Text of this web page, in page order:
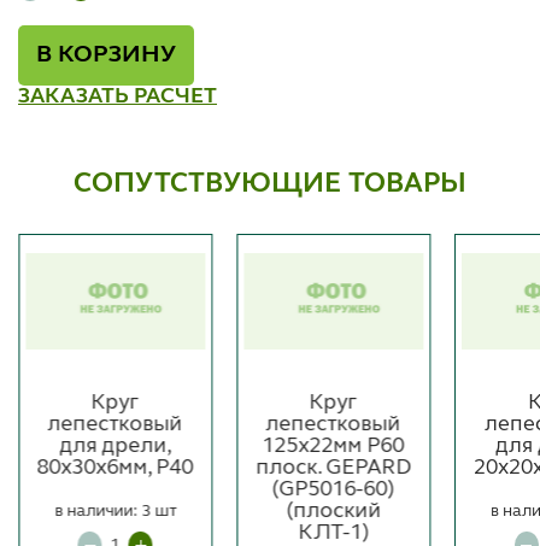
В КОРЗИНУ
ЗАКАЗАТЬ РАСЧЕТ
СОПУТСТВУЮЩИЕ ТОВАРЫ
Круг
лепестковый
для дрели,
80x30x6мм, P40
в наличии: 3 шт
Круг
лепестковый
125х22мм P60
плоск. GEPARD
(GP5016-60)
(плоский
КЛТ-1)
для
в